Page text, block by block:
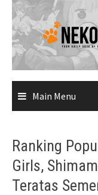
Skip
content
Main Menu
Ranking
Girls,
Teratas